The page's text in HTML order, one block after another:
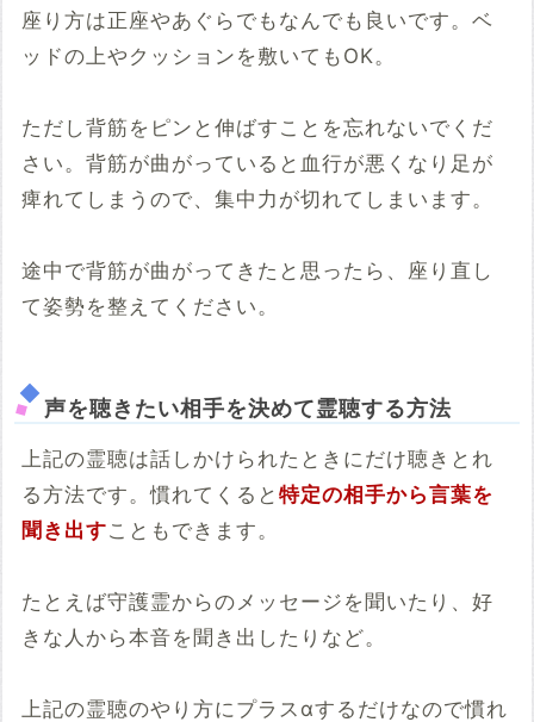
座り方は正座やあぐらでもなんでも良いです。ベ
ッドの上やクッションを敷いてもOK。
ただし背筋をピンと伸ばすことを忘れないでくだ
さい。背筋が曲がっていると血行が悪くなり足が
痺れてしまうので、集中力が切れてしまいます。
途中で背筋が曲がってきたと思ったら、座り直し
て姿勢を整えてください。
声を聴きたい相手を決めて霊聴する方法
上記の霊聴は話しかけられたときにだけ聴きとれ
る方法です。慣れてくると 特定の相手から言葉を
聞き出すこともできます。
たとえば守護霊からのメッセージを聞いたり、好
きな人から本音を聞き出したりなど。
上記の霊聴のやり方にプラスαするだけなので慣れ